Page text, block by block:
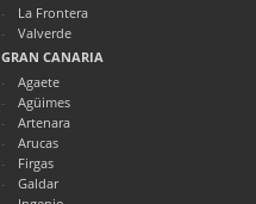
La Frontera
Valverde
GRAN CANARIA
Agaete
Agüimes
Artenara
Arucas
Firgas
Galdar